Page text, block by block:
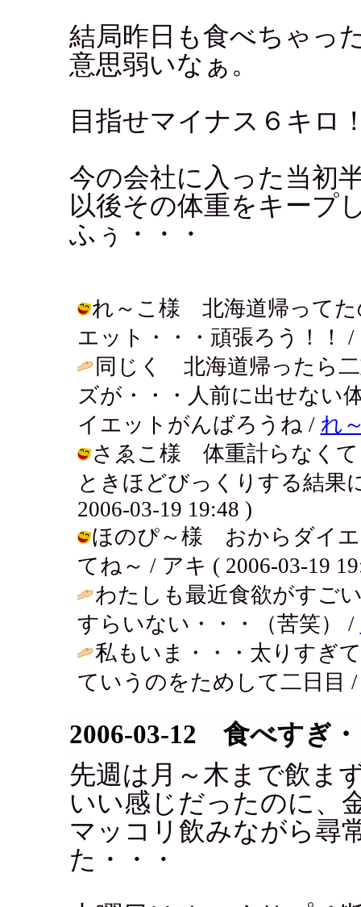
結局昨日も食べちゃっ
意思弱いなぁ。
目指せマイナス６キロ
今の会社に入った当初
以後その体重をキープ
ふぅ・・・
れ～こ様 北海道帰ってた
エット・・・頑張ろう！！ /
同じく 北海道帰ったら
ズが・・・人前に出せな
イエットがんばろうね / れ
さゑこ様 体重計らなくて
ときほどびっくりする結果
2006-03-19 19:48 )
ほのぴ～様 おからダイエ
てね～ / アキ ( 2006-03-19
わたしも最近食欲がすご
すらいない・・・（苦笑） /
私もいま・・・太りすぎ
ていうのをためして二日目
2006-03-12 食べすぎ
先週は月～木まで飲ま
いい感じだったのに、
マッコリ飲みながら尋
た・・・